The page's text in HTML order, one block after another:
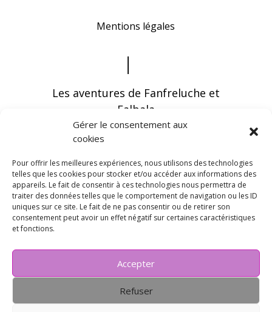
Gérer le consentement aux
cookies
Pour offrir les meilleures expériences, nous utilisons des technologies
telles que les cookies pour stocker et/ou accéder aux informations des
appareils. Le fait de consentir à ces technologies nous permettra de
traiter des données telles que le comportement de navigation ou les ID
uniques sur ce site. Le fait de ne pas consentir ou de retirer son
consentement peut avoir un effet négatif sur certaines caractéristiques
et fonctions.
Accepter
Refuser
Mentions légales
Les aventures de Fanfreluche et
Falbala
Vous pouvez recevoir les dernières infos en
vous abonnant à notre newsletter